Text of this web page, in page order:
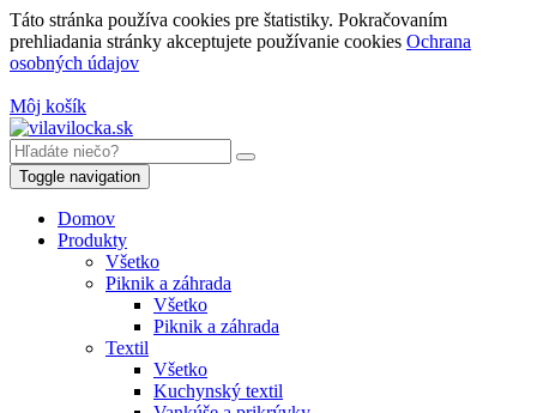
Táto stránka používa cookies pre štatistiky. Pokračovaním
prehliadania stránky akceptujete používanie cookies Ochrana
osobných údajov
Môj košík
Toggle navigation
Domov
Produkty
Všetko
Piknik a záhrada
Všetko
Piknik a záhrada
Textil
Všetko
Kuchynský textil